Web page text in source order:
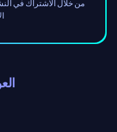
من خلال الاشتراك في